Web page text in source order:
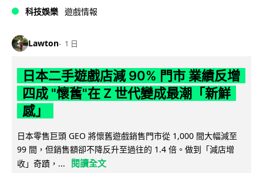
科技娛樂 遊戲情報
Lawton 1 日
日本二手遊戲店減 90% 門市 業績反增
四成 "懷舊"在 Z 世代變成最潮「新鮮
感」
日本零售巨頭 GEO 將懷舊遊戲銷售門市從 1,000 間大幅減至
99 間，但銷售額卻不降反升至過往的 1.4 倍。做到「減店增
收」奇蹟，...
閱讀全文